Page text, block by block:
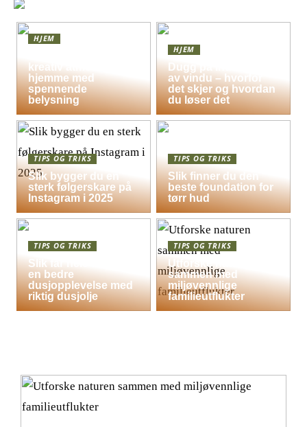
HJEM
kreativ atmosfære
hjemme med
spennende
belysning
HJEM
Dugg på indersiden
av vindu – hvorfor
det skjer og hvordan
du løser det
TIPS OG TRIKS
Slik bygger du en
sterk følgerskare på
Instagram i 2025
TIPS OG TRIKS
Slik finner du den
beste foundation for
tørr hud
TIPS OG TRIKS
Slik får hele familien
en bedre
dusjopplevelse med
riktig dusjolje
TIPS OG TRIKS
Utforske naturen
sammen med
miljøvennlige
familieutflukter